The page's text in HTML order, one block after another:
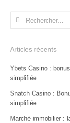
Rechercher :
Articles récents
Ybets Casino :
simplifiée
Snatch Casino :
simplifiée
Marché immobilier :